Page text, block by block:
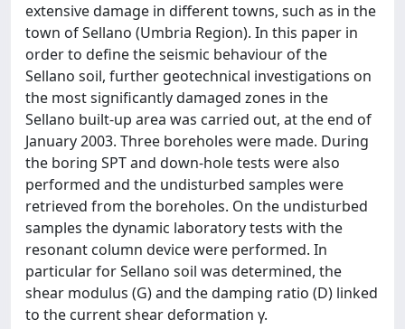
extensive damage in different towns, such as in the
town of Sellano (Umbria Region). In this paper in
order to define the seismic behaviour of the
Sellano soil, further geotechnical investigations on
the most significantly damaged zones in the
Sellano built-up area was carried out, at the end of
January 2003. Three boreholes were made. During
the boring SPT and down-hole tests were also
performed and the undisturbed samples were
retrieved from the boreholes. On the undisturbed
samples the dynamic laboratory tests with the
resonant column device were performed. In
particular for Sellano soil was determined, the
shear modulus (G) and the damping ratio (D) linked
to the current shear deformation γ.